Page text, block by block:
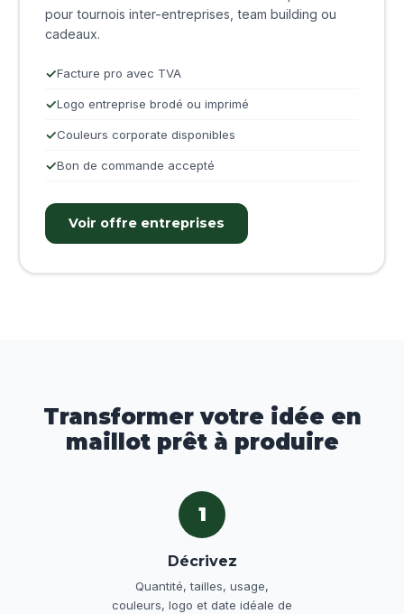
pour tournois inter-entreprises, team building ou
cadeaux.
Facture pro avec TVA
Logo entreprise brodé ou imprimé
Couleurs corporate disponibles
Bon de commande accepté
Voir offre entreprises
Transformer votre idée en
maillot prêt à produire
1
Décrivez
Quantité, tailles, usage,
couleurs, logo et date idéale de